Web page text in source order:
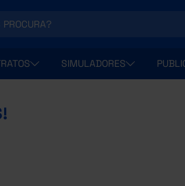
SIMULADORES